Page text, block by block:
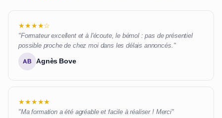
★★★★☆
"Formateur excellent et à l'écoute, le bémol : pas de présentiel
possible proche de chez moi dans les délais annoncés."
AB Agnès Bove
★★★★★
"Ma formation a été agréable et facile à réaliser ! Merci"